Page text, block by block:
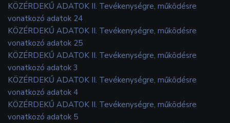
KÖZÉRDEKŰ ADATOK II. Tevékenységre, működésre
vonatkozó adatok 24
KÖZÉRDEKŰ ADATOK II. Tevékenységre, működésre
vonatkozó adatok 25
KÖZÉRDEKŰ ADATOK II. Tevékenységre, működésre
vonatkozó adatok 3
KÖZÉRDEKŰ ADATOK II. Tevékenységre, működésre
vonatkozó adatok 4
KÖZÉRDEKŰ ADATOK II. Tevékenységre, működésre
vonatkozó adatok 5